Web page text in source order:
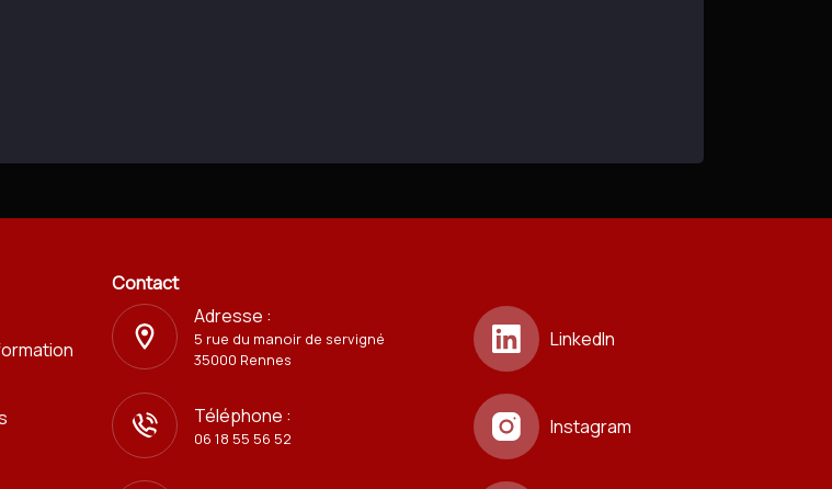
Contact
Adresse :
5 rue du manoir de servigné
35000 Rennes
Téléphone :
06 18 55 56 52
LinkedIn
Instagram